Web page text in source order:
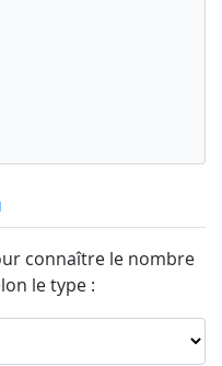
connaître le nombre
le type :